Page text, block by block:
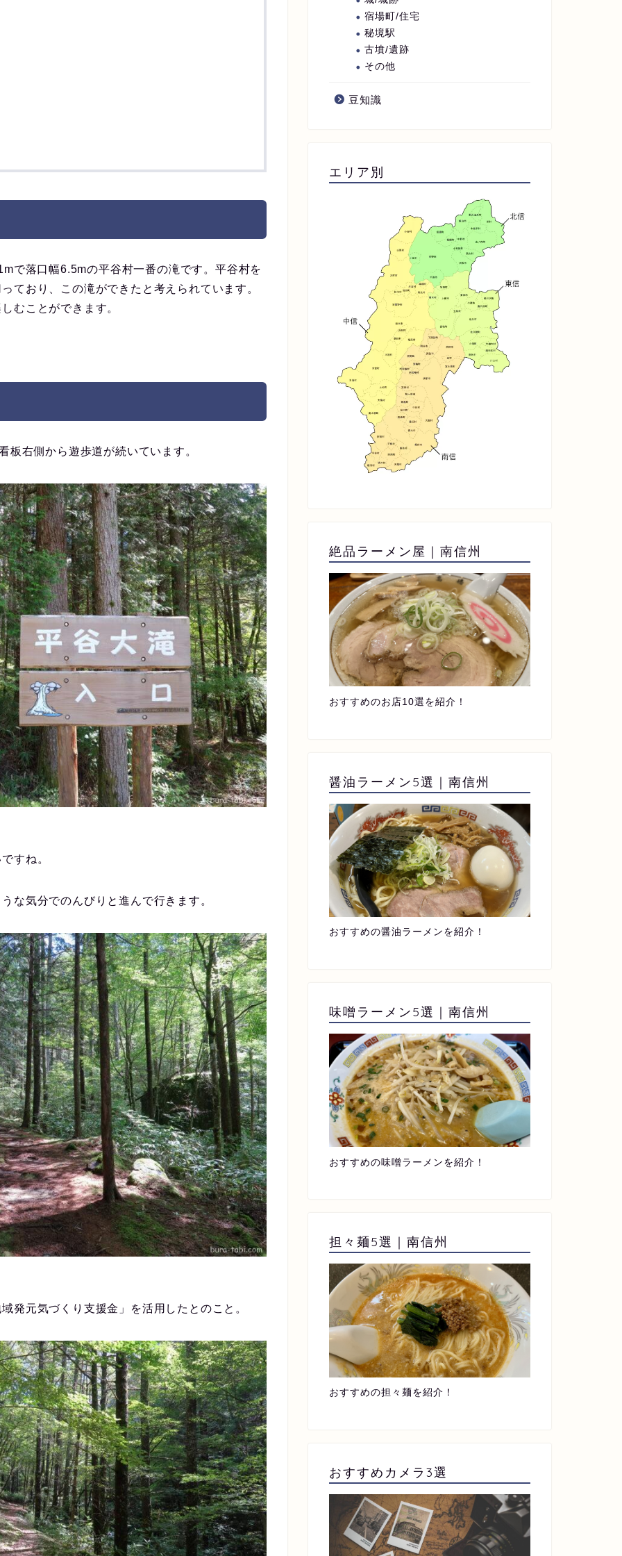
で落口幅6.5mの平谷村一番の滝です。平谷村を
ており、この滝ができたと考えられています。
むことができます。
板右側から遊歩道が続いています。
すね。
な気分でのんびりと進んで行きます。
発元気づくり支援金」を活用したとのこと。
宿場町/住宅
秘境駅
古墳/遺跡
その他
豆知識
エリア別
絶品ラーメン屋｜南信州
おすすめのお店10選を紹介！
醤油ラーメン5選｜南信州
おすすめの醤油ラーメンを紹介！
味噌ラーメン5選｜南信州
おすすめの味噌ラーメンを紹介！
担々麺5選｜南信州
おすすめの担々麺を紹介！
おすすめカメラ3選